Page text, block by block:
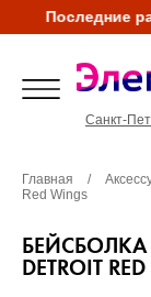
Последние
Санкт-
Главная /
Red Wings
БЕЙСБОЛКА
DETROIT